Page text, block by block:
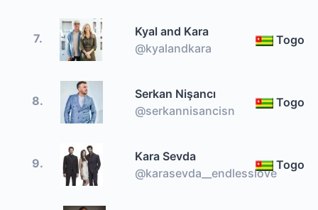
7.
Kyal and Kara
@kyalandkara
Togo
8.
Serkan Nişancı
@serkannisancisn
Togo
9.
Kara Sevda
@karasevda__endlesslove
Togo